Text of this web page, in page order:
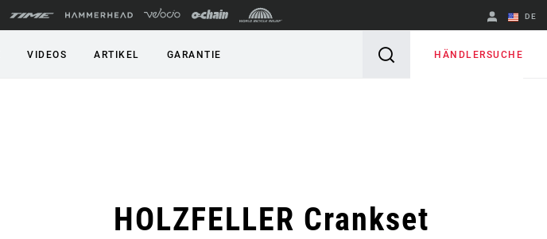
DE
Englisch
VIDEOS ARTIKEL GARANTIE HÄNDLERSUCHE
HOLZFELLER Crankset